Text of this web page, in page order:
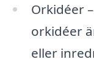
Orkidéer
orkidéer
eller